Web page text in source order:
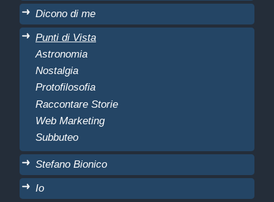
Dicono di me
Punti di Vista
Astronomia
Nostalgia
Protofilosofia
Raccontare Storie
Web Marketing
Subbuteo
Stefano Bionico
Io